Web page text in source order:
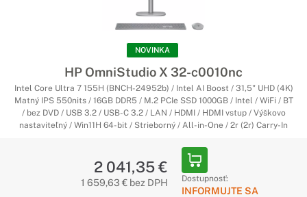
NOVINKA
HP OmniStudio X 32-c0010nc
Intel Core Ultra 7 155H (BNCH-24952b) / Intel AI Boost / 31,5" UHD (4K)
Matný IPS 550nits / 16GB DDR5 / M.2 PCIe SSD 1000GB / Intel / WiFi / BT
/ bez DVD / USB 3.2 / USB-C 3.2 / LAN / HDMI / HDMI vstup / Výškovo
nastaviteľný / Win11H 64-bit / Strieborný / All-in-One / 2r (2r) Carry-In
2 041,35 €
1 659,63 € bez DPH Dostupnosť:
INFORMUJTE SA